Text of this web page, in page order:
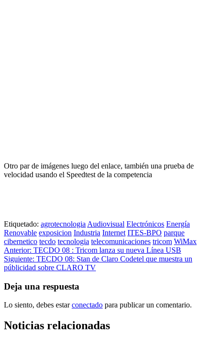
Otro par de imágenes luego del enlace, también una prueba de
velocidad usando el Speedtest de la competencia
Etiquetado: agrotecnologia Audiovisual Electrónicos Energía
Renovable exposicion Industria Internet ITES-BPO parque
cibernetico tecdo tecnologia telecomunicaciones tricom WiMax
Navegación
de
Anterior: TECDO 08 : Tricom lanza su nueva Línea USB
Siguiente: TECDO 08: Stan de Claro Codetel que muestra un
públicidad sobre CLARO TV
Deja una respuesta
Lo siento, debes estarconectado para publicar un comentario.
Noticias relacionadas